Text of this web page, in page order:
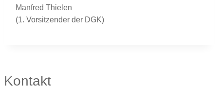
Manfred Thielen
(1. Vorsitzender der DGK)
Kontakt